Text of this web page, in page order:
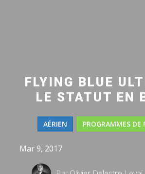
FLYING BLUE
LE STATUT EN
AÉRIEN PROGRAMMES DE
Mar 9, 2017